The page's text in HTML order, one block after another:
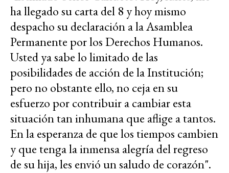
ha llegado su carta del 8 y hoy mismo
despacho su declaración a la Asamblea
Permanente por los Derechos Humanos.
Usted ya sabe lo limitado de las
posibilidades de acción de la Institución;
pero no obstante ello, no ceja en su
esfuerzo por contribuir a cambiar esta
situación tan inhumana que aflige a tantos.
En la esperanza de que los tiempos cambien
y que tenga la inmensa alegría del regreso
de su hija, les envió un saludo de corazón".